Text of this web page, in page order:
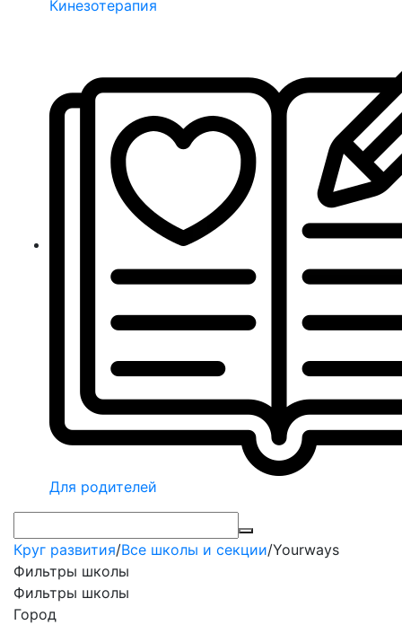
Кинезотерапия
Для родителей
Круг развития/Все школы и секции/Yourways
Фильтры школы
Фильтры школы
Город